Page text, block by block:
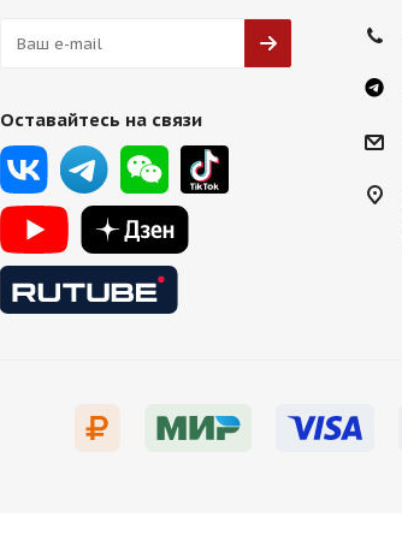
Оставайтесь на связи